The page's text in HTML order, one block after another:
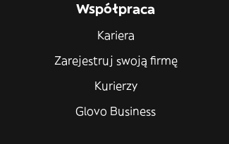
Współpraca
Kariera
Zarejestruj swoją firmę
Kurierzy
Glovo Business